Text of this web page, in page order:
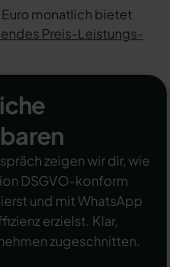
monatlich bietet
Preis-Leistungs-
zeigen wir dir, wie
DSGVO-konform
und mit WhatsApp
erzielst. Klar,
zugeschnitten.